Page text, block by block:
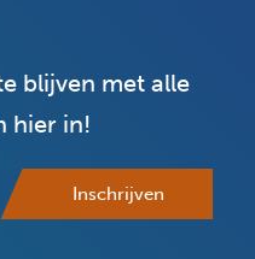
blijven met alle
hier in!
Inschrijven